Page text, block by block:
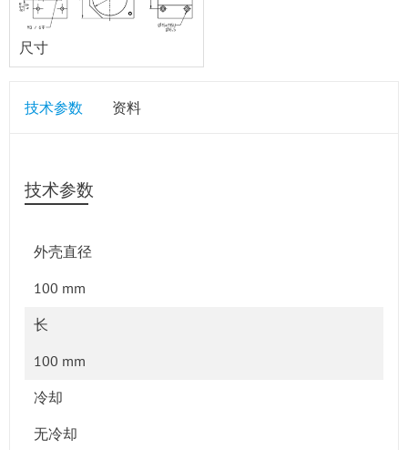
尺寸
技术参数 资料
技术参数
外壳直径
100 mm
长
100 mm
冷却
无冷却